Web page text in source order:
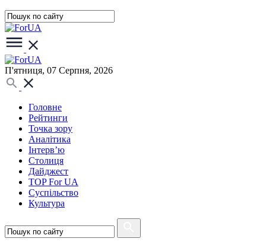
П'ятниця, 07 Серпня, 2026
Головне
Рейтинги
Точка зору
Аналітика
Інтерв’ю
Столиця
Дайджест
TOP For UA
Суспiльство
Культура